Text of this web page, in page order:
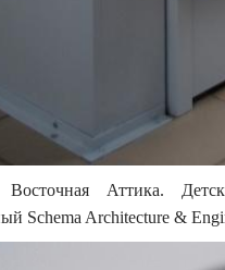
Восточная Аттика.
Schema Architecture &